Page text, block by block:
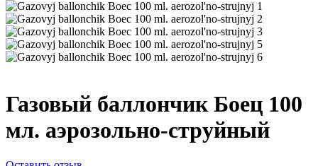
Газовый баллончик Боец 100
мл. аэрозольно-струйный